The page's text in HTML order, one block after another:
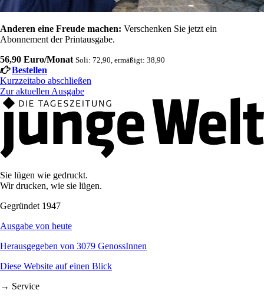
Anderen eine Freude machen: Verschenken Sie jetzt ein
Abonnement der Printausgabe.
56,90 Euro/Monat Soli: 72,90, ermäßigt: 38,90
Bestellen
Kurzzeitabo abschließen
Zur aktuellen Ausgabe
Sie lügen wie gedruckt.
Wir drucken, wie sie lügen.
Gegründet 1947
Ausgabe von heute
Herausgegeben von 3079 GenossInnen
Diese Website auf einen Blick
→ Service